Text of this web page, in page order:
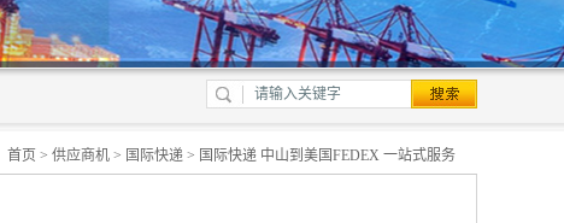
首页 > 供应商机 > 国际快递 > 国际快递 中山到美国FEDEX 一站式服务